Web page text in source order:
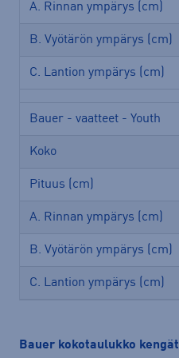
A. Rinnan ympärys (cm)
B. Vyötärön ympärys (cm)
C. Lantion ympärys (cm)
Bauer - vaatteet - Youth
Koko
Pituus (cm)
A. Rinnan ympärys (cm)
B. Vyötärön ympärys (cm)
C. Lantion ympärys (cm)
Bauer kokotaulukko kengät